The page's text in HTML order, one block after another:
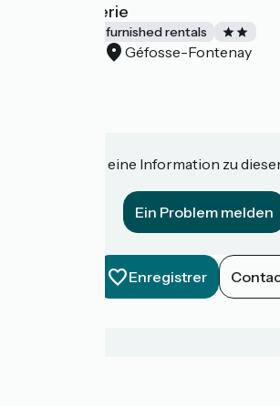
La Boulangerie
Lodgings and furnished rentals
Géfosse-Fontenay
Haben Sie eine Information zu
Ein Problem melden
Enregistrer